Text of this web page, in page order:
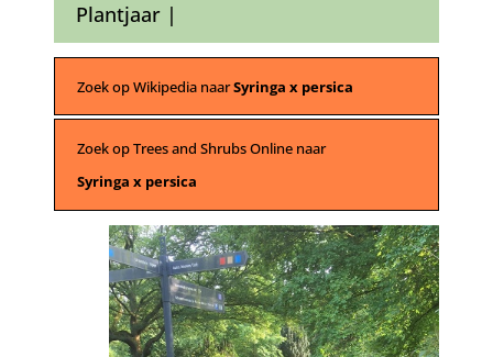
Plantjaar |
Zoek op Wikipedia naarSyringa x persica
Zoek op Trees and Shrubs Online naar
Syringa x persica